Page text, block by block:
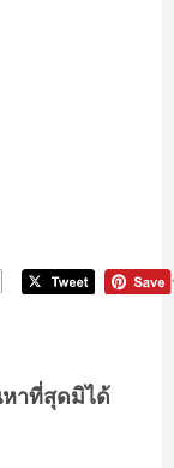
าที่สุดมิได้